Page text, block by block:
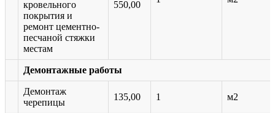
кровельного
покрытия и
ремонт цементно-
песчаной стяжки
местам
550,00
Демонтажные работы
Демонтаж
черепицы
135,00 1 м2